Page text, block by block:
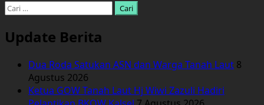
Cari
Update Berita
Dua Roda Satukan ASN dan Warga Tanah Laut 8
Agustus 2026
Ketua GOW Tanah Laut Hj Wiwi Zazuli Hadiri